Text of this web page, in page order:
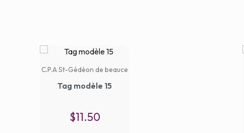
C.P.A St-Gédéon de beauce
Tag modèle 15
$11.50